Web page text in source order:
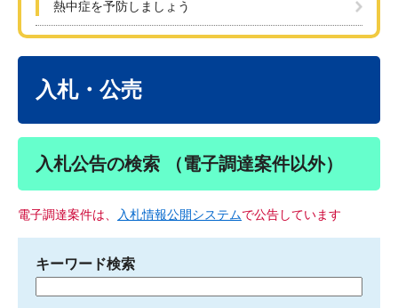
熱中症を予防しましょう
入札・公売
入札公告の検索 （電子調達案件以外）
電子調達案件は、 入札情報公開システムで公告しています
キーワード検索